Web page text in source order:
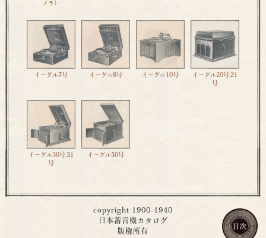
ノラ）
イーグル7号 イーグル8号 イーグル10号
イーグル20号,21
号
イーグル30号,31
号
イーグル50号
copyright 1900-1940
日本蓄音機カタログ
版権所有